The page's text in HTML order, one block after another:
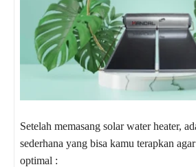
Setelah memasang solar water heater,
sederhana yang bisa kamu terapkan
optimal :